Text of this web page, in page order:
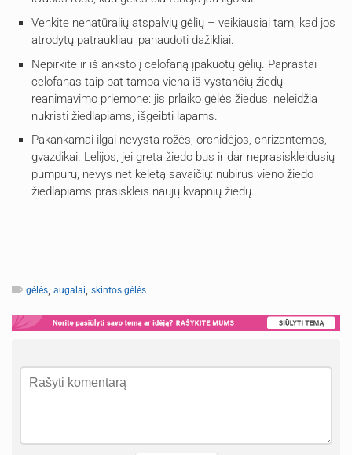
Venkite nenatūralių atspalvių gėlių – veikiausiai tam, kad jos
atrodytų patraukliau, panaudoti dažikliai.
Nepirkite ir iš anksto į celofaną įpakuotų gėlių. Paprastai
celofanas taip pat tampa viena iš vystančių žiedų
reanimavimo priemone: jis prlaiko gėlės žiedus, neleidžia
nukristi žiedlapiams, išgeibti lapams.
Pakankamai ilgai nevysta rožės, orchidėjos, chrizantemos,
gvazdikai. Lelijos, jei greta žiedo bus ir dar neprasiskleidusių
pumpurų, nevys net keletą savaičių: nubirus vieno žiedo
žiedlapiams prasiskleis naujų kvapnių žiedų.
gėlės, augalai, skintos gėlės